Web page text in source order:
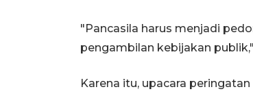
"Pancasila harus menjadi
pengambilan kebijakan
Karena itu, upacara